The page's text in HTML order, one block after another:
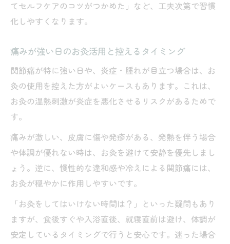
てセルフケアのコツがつかめた」など、工夫次第で習慣
化しやすくなります。
痛みが強い日のお灸活用と控えるタイミング
関節痛が特に強い日や、炎症・腫れが目立つ場合は、お
灸の使用を控えた方がよいケースもあります。これは、
お灸の温熱刺激が炎症を悪化させるリスクがあるためで
す。
痛みが激しい、皮膚に傷や発疹がある、発熱を伴う場合
や体調が優れない時は、お灸を避けて安静を優先しまし
ょう。逆に、慢性的な違和感や冷えによる関節痛には、
お灸が穏やかに作用しやすいです。
「お灸をしてはいけない時間は？」といった疑問もあり
ますが、食後すぐや入浴直後、就寝直前は避け、体調が
安定しているタイミングで行うと安心です。迷った場合